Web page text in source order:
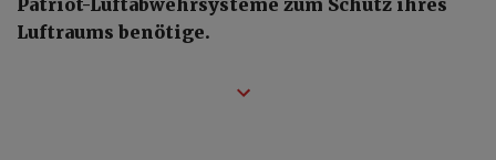
Luftraums benötige.